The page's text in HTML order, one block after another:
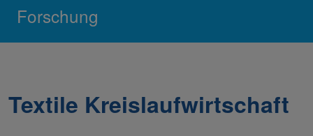
Forschung
Textile Kreislaufwirtschaft